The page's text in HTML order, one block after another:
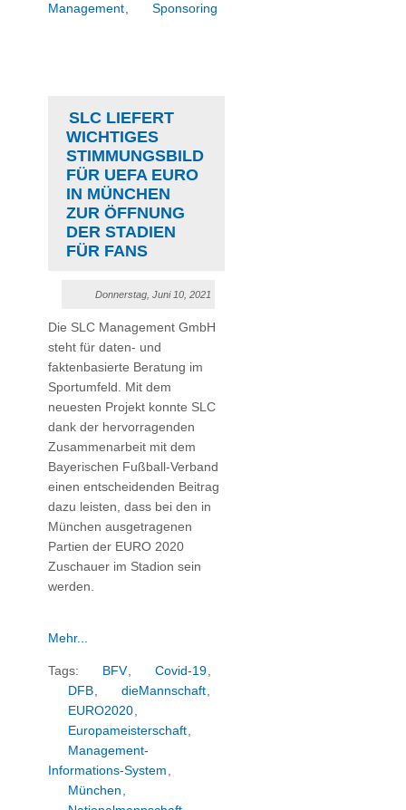
Management
Sponsoring
SLC LIEFERT
WICHTIGES
STIMMUNGSBILD
FÜR UEFA EURO
IN MÜNCHEN
ZUR ÖFFNUNG
DER STADIEN
FÜR FANS
Donnerstag, Juni 10, 2021
Die SLC Management GmbH
steht für daten- und
faktenbasierte Beratung im
Sportumfeld. Mit dem
neuesten Projekt konnte SLC
dank der hervorragenden
Zusammenarbeit mit dem
Bayerischen Fußball-Verband
einen entscheidenden Beitrag
dazu leisten, dass bei den in
München ausgetragenen
Partien der EURO 2020
Zuschauer im Stadion sein
werden.
Mehr...
Tags: BFV, Covid-19,
DFB, dieMannschaft,
EURO2020,
Europameisterschaft,
Management-
Informations-System ,
München ,